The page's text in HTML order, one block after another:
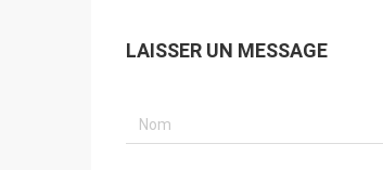
LAISSER UN MESSAGE